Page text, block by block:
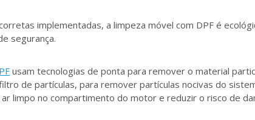
implementadas, a limpeza móvel com DPF é
segurança.
usam tecnologias de ponta para remover o material
de partículas, para remover partículas nocivas do
limpo no compartimento do motor e reduzir o risco de